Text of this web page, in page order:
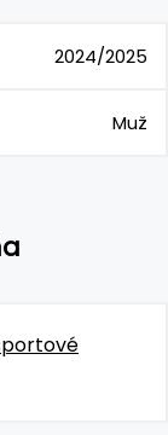
2024/2025
Muž